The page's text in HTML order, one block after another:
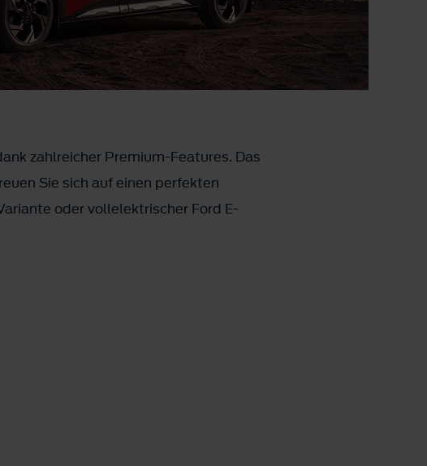
zahlreicher Premium-Features. Das
Sie sich auf einen perfekten
oder vollelektrischer Ford E-